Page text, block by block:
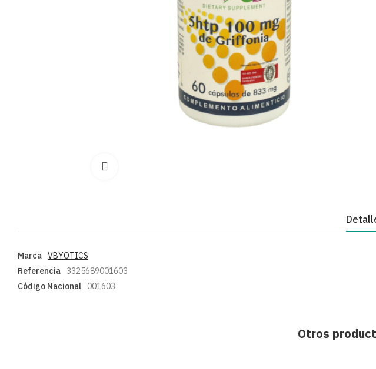
Marca VBYOTICS
Referencia
3325689001603
Código Nacional
001603
Otros